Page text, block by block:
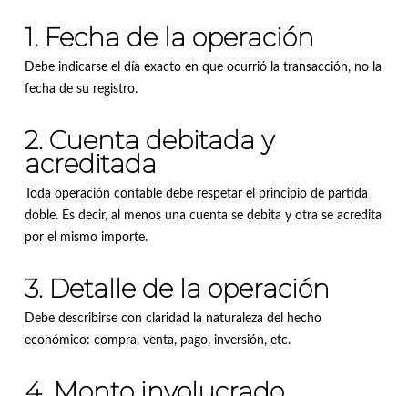
1. Fecha de la operación
Debe indicarse el día exacto en que ocurrió la transacción, no la
fecha de su registro.
2. Cuenta debitada y
acreditada
Toda operación contable debe respetar el principio de partida
doble. Es decir, al menos una cuenta se debita y otra se acredita
por el mismo importe.
3. Detalle de la operación
Debe describirse con claridad la naturaleza del hecho
económico: compra, venta, pago, inversión, etc.